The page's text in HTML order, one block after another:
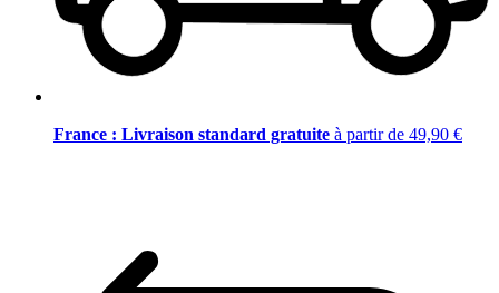
France : Livraison standard gratuite à partir de 49,90 €